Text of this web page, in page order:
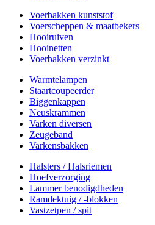
Voerbakken kunststof
Voerscheppen & maatbekers
Hooiruiven
Hooinetten
Voerbakken verzinkt
Warmtelampen
Staartcoupeerder
Biggenkappen
Neuskrammen
Varken diversen
Zeugeband
Varkensbakken
Halsters / Halsriemen
Hoefverzorging
Lammer benodigdheden
Ramdektuig / -blokken
Vastzetpen / spit